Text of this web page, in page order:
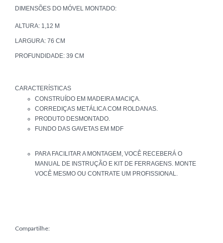
DIMENSÕES DO MÓVEL MONTADO:
ALTURA: 1,12 M
LARGURA: 76 CM
PROFUNDIDADE: 39 CM
CARACTERÍSTICAS
CONSTRUÍDO EM MADEIRA MACIÇA.
CORREDIÇAS METÁLICA COM ROLDANAS.
PRODUTO DESMONTADO.
FUNDO DAS GAVETAS EM MDF
PARA FACILITAR A MONTAGEM, VOCÊ RECEBERÁ O
MANUAL DE INSTRUÇÃO E KIT DE FERRAGENS. MONTE
VOCÊ MESMO OU CONTRATE UM PROFISSIONAL.
Compartilhe: